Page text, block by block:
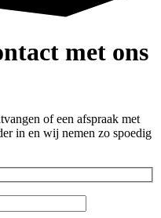
met ons
of een afspraak met
in en wij nemen zo spoedig